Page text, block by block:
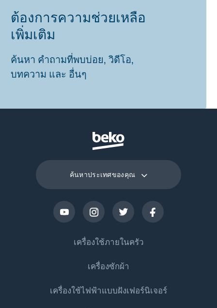
ต้องการความช่วยเหลือ
เพิ่มเติม
ค้นหา คำถามที่พบบ่อย, วิดีโอ,
บทความ และ อื่นๆ
ค้นหาประเทศของคุณ
เครื่องใช้ภายในครัว
ตู้เย็นประตูเดียว
เครื่องซักผ้า
เครื่องใช้ไฟฟ้าแบบฝังเฟอร์นิเจอร์